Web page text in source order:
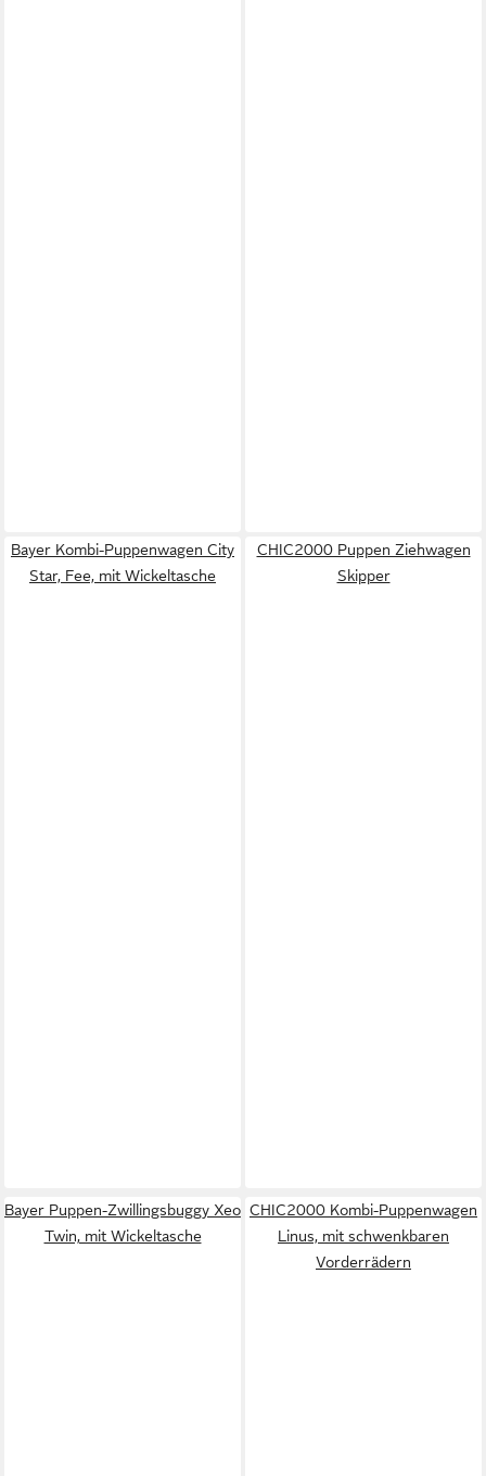
Bayer Kombi-Puppenwagen City
Star, Fee, mit Wickeltasche
CHIC2000 Puppen Ziehwagen
Skipper
Bayer Puppen-Zwillingsbuggy Xeo
Twin, mit Wickeltasche
CHIC2000 Kombi-Puppenwagen
Linus, mit schwenkbaren
Vorderrädern